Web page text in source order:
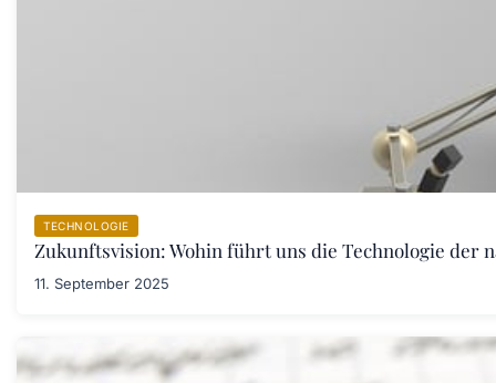
TECHNOLOGIE
Zukunftsvision: Wohin führt uns die Technologie der
11. September 2025